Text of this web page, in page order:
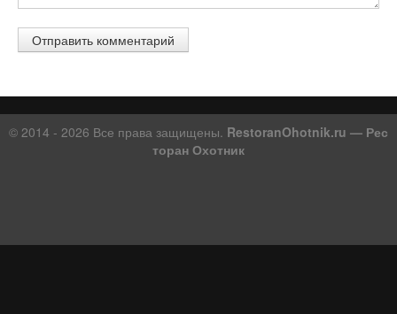
© 2014 - 2026 Все права защищены. RestoranOhotnik.ru — Рес
торан Охотник